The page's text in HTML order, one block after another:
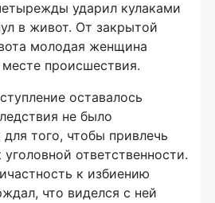
ударил кулаками
в живот. От закрытой
молодая женщина
происшествия.
оставалось
не было
того, чтобы привлечь
ответственности.
к избиению
что виделся с ней